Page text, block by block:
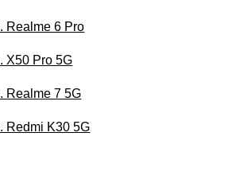
Realme 6 Pro
X50 Pro 5G
Realme 7 5G
Redmi K30 5G